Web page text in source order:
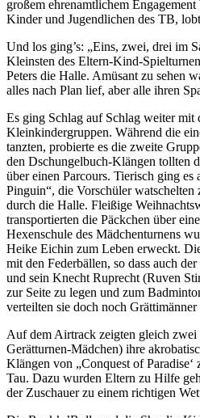
großem ehrenamtlichem
Kinder und Jugendlichen des TB,
Und los ging’s: „Eins, zwei, drei im
Kleinsten des Eltern-Kind-
Peters die Halle. Amüsant zu sehen
alles nach Plan lief, aber alle ihren
Es ging Schlag auf Schlag weiter mit
Kleinkindergruppen. Während die
tanzten, probierte es die zweite
den Dschungelbuch-Klängen tollten
über einen Parcours. Tierisch ging es
Pinguin“, die Vorschüler
durch die Halle. Fleißige
transportierten die Päckchen über
Hexenschule des Mädchenturnens
Heike Eichin zum Leben erweckt.
mit den Federbällen, so dass auch
und sein Knecht Ruprecht (Ruven
zur Seite zu legen und zum
verteilten sie doch noch
Auf dem Airtrack zeigten gleich
Gerätturnen-Mädchen) ihre
Klängen von „Conquest of Paradise‘
Tau. Dazu wurden Eltern zu Hilfe
der Zuschauer zu einem richtigen